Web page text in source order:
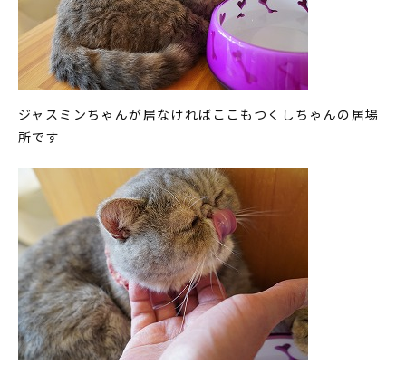
ジャスミンちゃんが居なければここもつくしちゃんの居場
所です